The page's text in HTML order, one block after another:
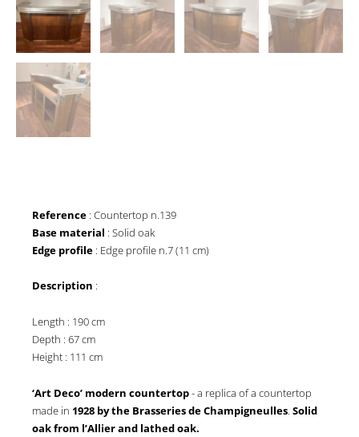
Reference : Countertop n.139
Base material : Solid oak
Edge profile : Edge profile n.7 (11 cm)
Description :
Length : 190 cm
Depth : 67 cm
Height : 111 cm
‘Art Deco’ modern countertop- a replica of a countertop
made in 1928 by the Brasseries de Champigneulles. Solid
oak from l’Allier and lathed oak.